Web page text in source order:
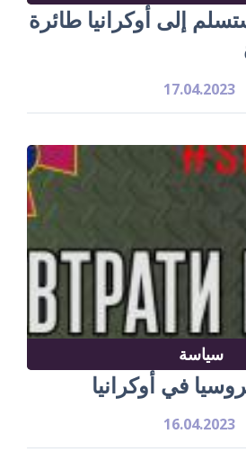
إلى أوكرانيا طائرة
17.04.2023
سياسة
في أوكرانيا
16.04.2023